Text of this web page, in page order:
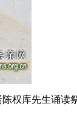
权库先生诵读